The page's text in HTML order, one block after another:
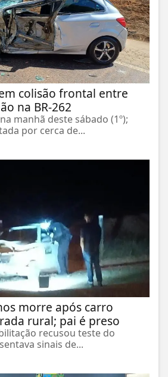
colisão frontal entre
na BR-262
manhã deste sábado (1º);
por cerca de...
morre após carro
rural; pai é preso
recusou teste do
sinais de...